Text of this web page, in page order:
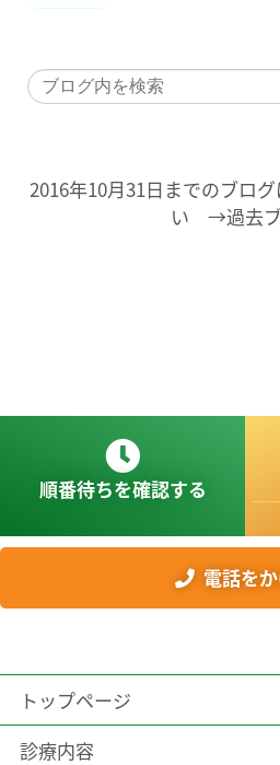
2016年10月31日までのブロ
い →過去
順番待ちを確認する
電話を
トップページ
診療内容